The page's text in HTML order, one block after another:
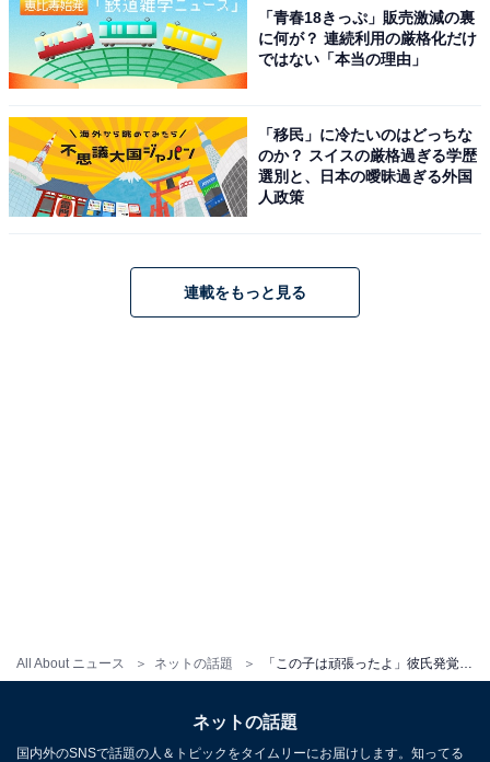
All About ニュース ネットの話題
「青春18きっぷ」販売激減の裏
に何が？ 連続利用の厳格化だけ
ではない「本当の理由」
「移民」に冷たいのはどっちな
のか？ スイスの厳格過ぎる学歴
選別と、日本の曖昧過ぎる外国
人政策
連載をもっと見る
ネットの話題
国内外のSNSで話題の人＆トピックをタイムリーにお届けします。知ってる